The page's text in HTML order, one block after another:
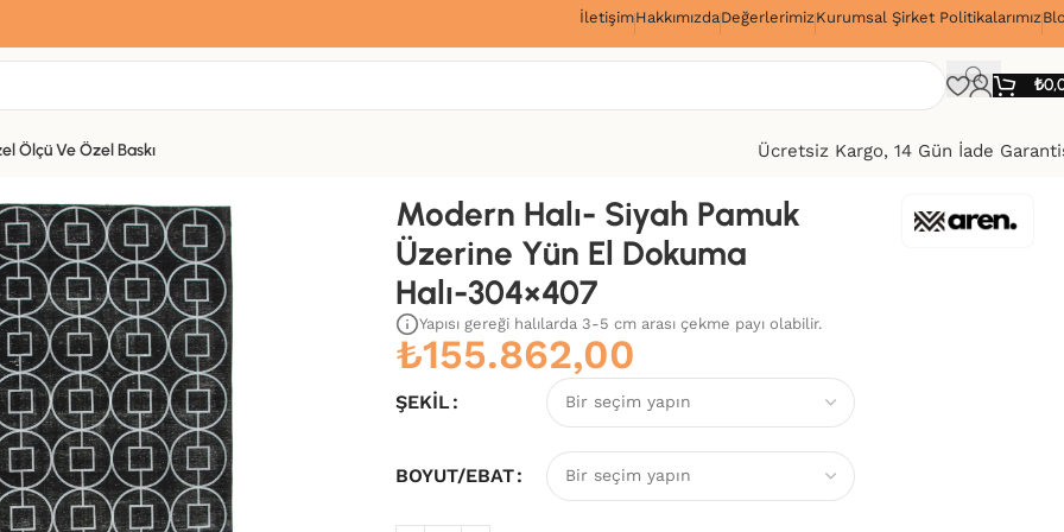
özel hoş geldin hediyemiz var!
Hemen üye ol, ilk siparişinde%10 indirimfırsatını yakala.
İletişimHakkımızdaDeğerlerimizKurumsal Şirket Politikalarımız
₺
Ölçü Ve Özel Baskı
Ücretsiz Kargo, 14 Gün İade
Modern Halı- Siyah Pamuk
Üzerine Yün El Dokuma
Halı-304×407
Yapısı gereği halılarda 3-5 cm arası çekme payı olabilir.
₺155.862,00
ŞEKIL
BOYUT/EBAT